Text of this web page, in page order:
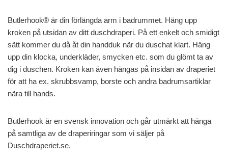
Butlerhook® är din förlängda arm i badrummet. Häng upp
kroken på utsidan av ditt duschdraperi. På ett enkelt och smidigt
sätt kommer du då åt din handduk när du duschat klart. Häng
upp din klocka, underkläder, smycken etc. som du glömt ta av
dig i duschen. Kroken kan även hängas på insidan av draperiet
för att ha ex. skrubbsvamp, borste och andra badrumsartiklar
nära till hands.
Butlerhook är en svensk innovation och går utmärkt att hänga
på samtliga av de draperiringar som vi säljer på
Duschdraperiet.se.